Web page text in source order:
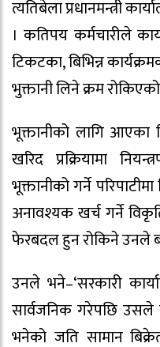
त्यतिबेला प्रधानमन्त्री
। कतिपय कर्मचारीले
टिकटका, बिभिन्न
भुक्तानी लिने क्रम
भूक्तानीको लागि आएका
खरिद प्रक्रियामा
भूक्तानीको गर्ने
अनावश्यक खर्च गर्ने
फेरबदल हुन रोकिने उनले
उनले भने–‘सरकारी
सार्वजनिक गरेपछि उसले
भनेको जति सामान